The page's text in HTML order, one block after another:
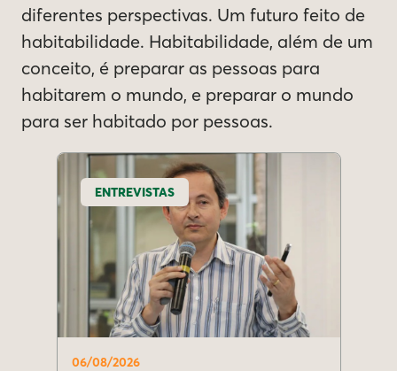
diferentes perspectivas. Um futuro feito de
habitabilidade. Habitabilidade, além de um
conceito, é preparar as pessoas para
habitarem o mundo, e preparar o mundo
para ser habitado por pessoas.
ENTREVISTAS
06/08/2026